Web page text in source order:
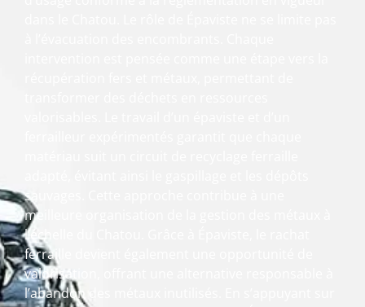
sauvages. Cette approche contribue à une
meilleure organisation de la gestion des métaux à
l’échelle du Chatou. Grâce à Épaviste, le rachat
ferraille devient également une opportunité de
valorisation, offrant une alternative responsable à
l’abandon des métaux inutilisés. En s’appuyant sur